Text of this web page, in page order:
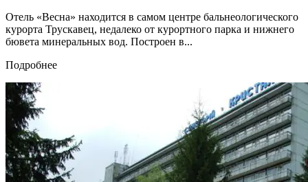
Отель «Весна» находится в самом центре бальнеологического
курорта Трускавец, недалеко от курортного парка и нижнего
бювета минеральных вод. Построен в...
Подробнее